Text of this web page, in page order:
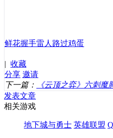
鲜花握手雷人 路过鸡蛋
| 收藏
分享 邀请
下一篇：
《云顶之弈》六刺
发表文章
相关游戏
地下城与勇士 英雄联盟